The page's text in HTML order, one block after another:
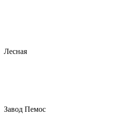
Лесная
Завод Пемос